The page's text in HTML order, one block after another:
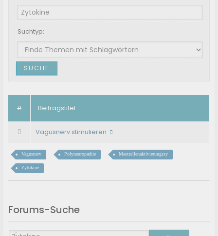
Suchtyp:
# Beitragstitel
Vagusnerv stimulieren
Vagusnerv Polyneuropathie Mastzellenaktivierungssy
Zytokine
Forums-Suche